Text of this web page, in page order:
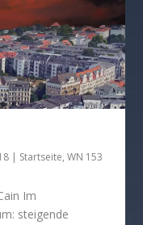
| Startseite,WN 153
Im
steigende